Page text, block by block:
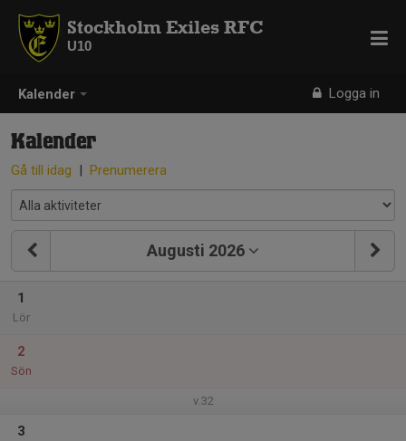
Kalender Logga in
Stockholm Exiles RFC
U10
Kalender
Gå till idag | Prenumerera
Augusti 2026
1
Lör
2
Sön
v.32
3